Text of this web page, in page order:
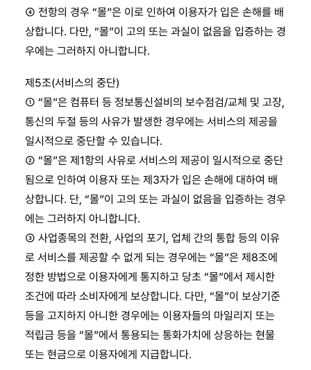
④ 전항의 경우 “몰”은 이로 인하여 이용자가 입은 손해를 배
상합니다. 다만, “몰”이 고의 또는 과실이 없음을 입증하는 경
우에는 그러하지 아니합니다.
제5조(서비스의 중단)
① “몰”은 컴퓨터 등 정보통신설비의 보수점검/교체 및 고장,
통신의 두절 등의 사유가 발생한 경우에는 서비스의 제공을
일시적으로 중단할 수 있습니다.
② “몰”은 제1항의 사유로 서비스의 제공이 일시적으로 중단
됨으로 인하여 이용자 또는 제3자가 입은 손해에 대하여 배
상합니다. 단, “몰”이 고의 또는 과실이 없음을 입증하는 경우
에는 그러하지 아니합니다.
③ 사업종목의 전환, 사업의 포기, 업체 간의 통합 등의 이유
로 서비스를 제공할 수 없게 되는 경우에는 “몰”은 제8조에
정한 방법으로 이용자에게 통지하고 당초 “몰”에서 제시한
조건에 따라 소비자에게 보상합니다. 다만, “몰”이 보상기준
등을 고지하지 아니한 경우에는 이용자들의 마일리지 또는
적립금 등을 “몰”에서 통용되는 통화가치에 상응하는 현물
또는 현금으로 이용자에게 지급합니다.